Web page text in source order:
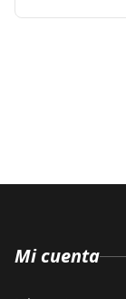
Mi cuenta